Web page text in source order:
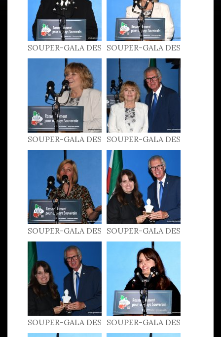
SOUPER-GALA DES
PATRIOTES 2022
SOUPER-GALA DES
PATRIOTES 2022
SOUPER-GALA DES
PATRIOTES 2022
SOUPER-GALA DES
PATRIOTES 2022
SOUPER-GALA DES
PATRIOTES 2022
SOUPER-GALA DES
PATRIOTES 2022
SOUPER-GALA DES SOUPER-GALA DES